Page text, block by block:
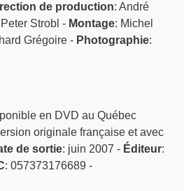
de production: André
Strobl - Montage: Michel
Grégoire - Photographie:
en DVD au Québec
originale française et avec
de sortie: juin 2007 - Éditeur:
: 057373176689 -